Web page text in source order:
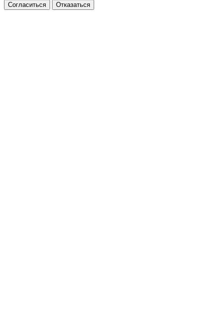
Согласиться Отказаться